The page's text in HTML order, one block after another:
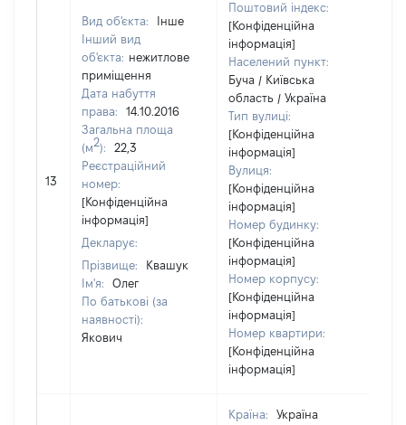
13
Вид об'єкта:
Інше
Інший вид
об'єкта: нежитлове
приміщення
Дата набуття
права:
14.10.2016
Загальна площа
(м2):
22,3
Реєстраційний
номер:
[Конфіденційна
інформація]
Декларує:
Прізвище:
Квашук
Ім'я:
Олег
По батькові (за
наявності):
Якович
Поштовий індекс:
[Конфіденційна
інформація]
Населений пункт:
Буча / Київська
область / Україна
Тип вулиці:
[Конфіденційна
інформація]
Вулиця:
[Конфіденційна
інформація]
Номер будинку:
[Конфіденційна
інформація]
Номер корпусу:
[Конфіденційна
інформація]
Номер квартири:
[Конфіденційна
інформація]
Країна:
Україна